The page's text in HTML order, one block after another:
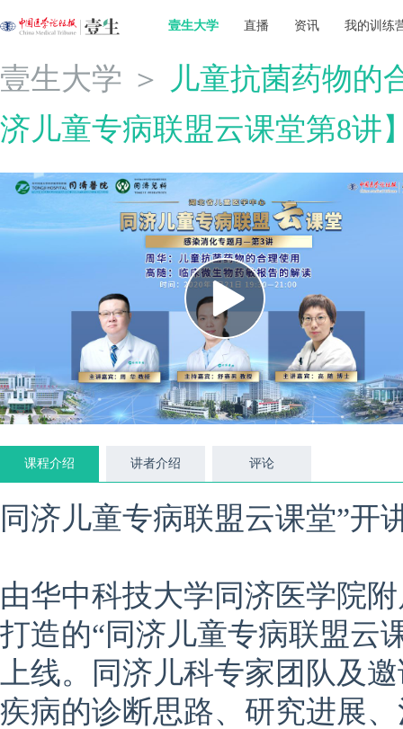
壹生大学 直播 资讯 我的训练
壹生大学 ＞
儿童抗菌药物的
济儿童专病联盟云课堂第8讲
课程介绍 讲者介绍 评论
同济儿童专病联盟云课堂”开
由华中科技大学同济医学院
打造的“同济儿童专病联盟云
上线。同济儿科专家团队及
疾病的诊断思路、研究进展